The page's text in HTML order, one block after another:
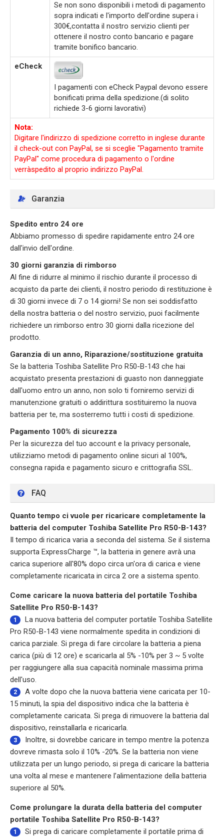
Se non sono disponibili i metodi di pagamento
sopra indicati e l'importo dell'ordine supera i
300€,contatta il nostro servizio clienti per
ottenere il nostro conto bancario e pagare
tramite bonifico bancario.
eCheck
I pagamenti con eCheck Paypal devono essere
bonificati prima della spedizione.(di solito
richiede 3-6 giorni lavorativi)
Nota:
Digitare l'indirizzo di spedizione corretto in inglese durante
il check-out con PayPal, se si sceglie "Pagamento tramite
PayPal" come procedura di pagamento o l'ordine
verràspedito al proprio indirizzo PayPal.
Garanzia
Spedito entro 24 ore
Abbiamo promesso di spedire rapidamente entro 24 ore
dall'invio dell'ordine.
30 giorni garanzia di rimborso
Al fine di ridurre al minimo il rischio durante il processo di
acquisto da parte dei clienti, il nostro periodo di restituzione è
di 30 giorni invece di 7 o 14 giorni! Se non sei soddisfatto
della nostra batteria o del nostro servizio, puoi facilmente
richiedere un rimborso entro 30 giorni dalla ricezione del
prodotto.
Garanzia di un anno, Riparazione/sostituzione gratuita
Se la batteria Toshiba Satellite Pro R50-B-143 che hai
acquistato presenta prestazioni di guasto non danneggiate
dall'uomo entro un anno, non solo ti forniremo servizi di
manutenzione gratuiti o addirittura sostituiremo la nuova
batteria per te, ma sosterremo tutti i costi di spedizione.
Pagamento 100% di sicurezza
Per la sicurezza del tuo account e la privacy personale,
utilizziamo metodi di pagamento online sicuri al 100%,
consegna rapida e pagamento sicuro e crittografia SSL.
FAQ
Quanto tempo ci vuole per ricaricare completamente la
batteria del computer Toshiba Satellite Pro R50-B-143?
Il tempo di ricarica varia a seconda del sistema. Se il sistema
supporta ExpressCharge ™, la batteria in genere avrà una
carica superiore all'80% dopo circa un'ora di carica e viene
completamente ricaricata in circa 2 ore a sistema spento.
Come caricare la nuova batteria del portatile Toshiba
Satellite Pro R50-B-143?
1 La nuova batteria del computer portatile Toshiba Satellite
Pro R50-B-143 viene normalmente spedita in condizioni di
carica parziale. Si prega di fare circolare la batteria a piena
carica (più di 12 ore) e scaricarla al 5% -10% per 3 ~ 5 volte
per raggiungere alla sua capacità nominale massima prima
dell'uso.
2
A volte dopo che la nuova batteria viene caricata per 10-
15 minuti, la spia del dispositivo indica che la batteria è
completamente caricata. Si prega di rimuovere la batteria dal
dispositivo, reinstallarla e ricaricarla.
3
Inoltre, si dovrebbe caricare in tempo mentre la potenza
dovreve rimasta solo il 10% -20%. Se la batteria non viene
utilizzata per un lungo periodo, si prega di caricare la batteria
una volta al mese e mantenere l’alimentazione della batteria
superiore al 50%.
Come prolungare la durata della batteria del computer
portatile Toshiba Satellite Pro R50-B-143?
1 Si prega di caricare completamente il portatile prima di